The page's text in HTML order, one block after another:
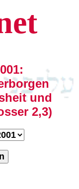
und
2,3)